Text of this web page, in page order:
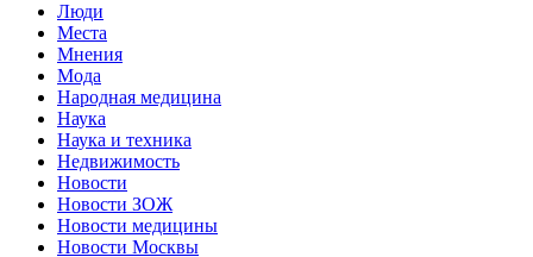
Люди
Места
Мнения
Мода
Народная медицина
Наука
Наука и техника
Недвижимость
Новости
Новости ЗОЖ
Новости медицины
Новости Москвы